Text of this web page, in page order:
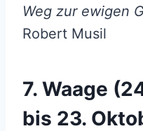
Weg zur ewigen
Robert Musil
7. Waage
bis 23.